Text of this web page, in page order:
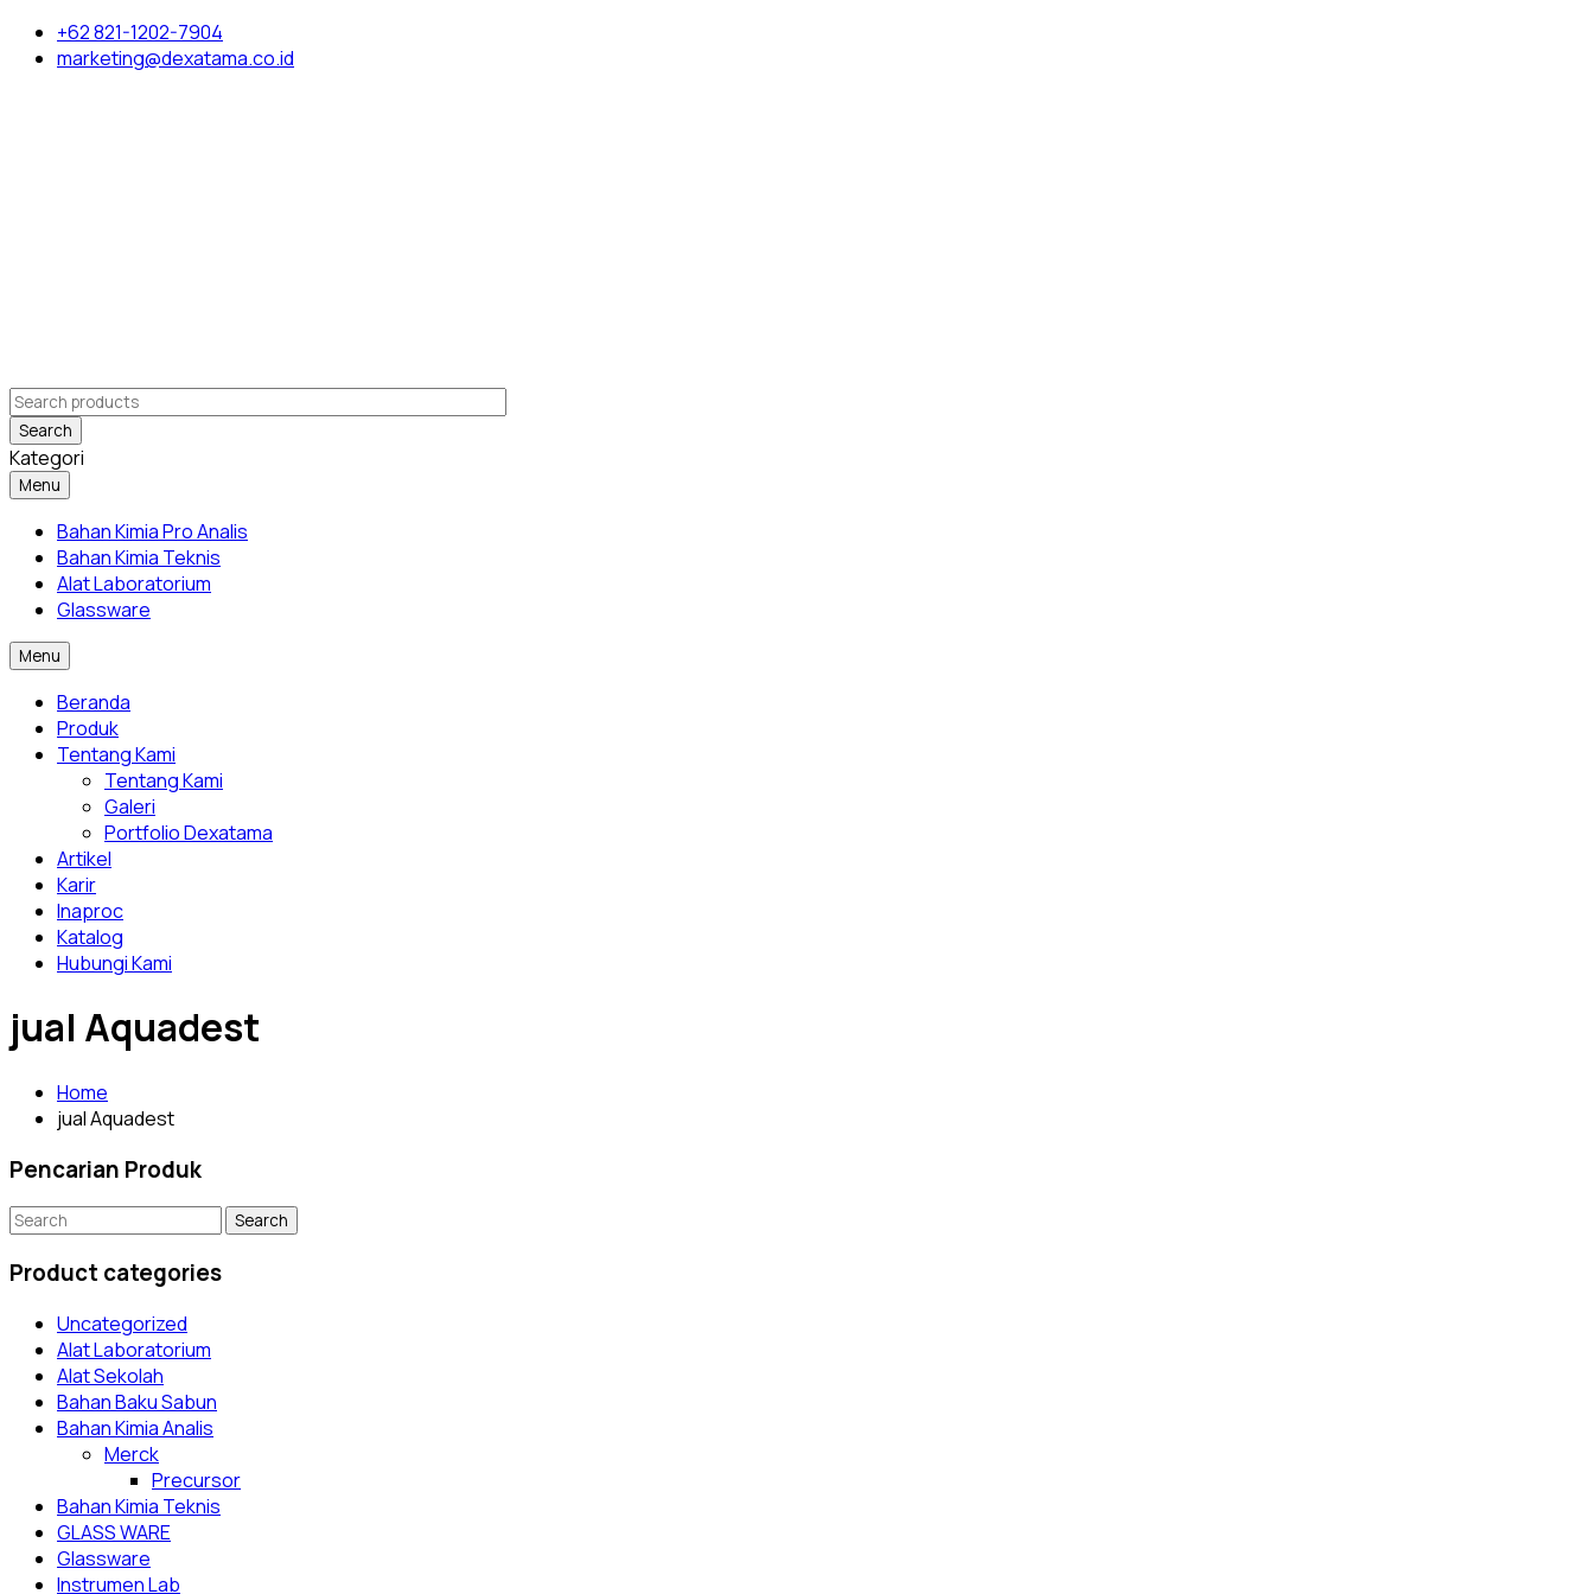
+62 821-1202-7904
marketing@dexatama.co.id
Search
Kategori
Menu
Bahan Kimia Pro Analis
Bahan Kimia Teknis
Alat Laboratorium
Glassware
Menu
Beranda
Produk
Tentang Kami
Tentang Kami
Galeri
Portfolio Dexatama
Artikel
Karir
Inaproc
Katalog
Hubungi Kami
jual Aquadest
Home
jual Aquadest
Pencarian Produk
Search
Product categories
Uncategorized
Alat Laboratorium
Alat Sekolah
Bahan Baku Sabun
Bahan Kimia Analis
Merck
Precursor
Bahan Kimia Teknis
GLASS WARE
Glassware
Instrumen Lab